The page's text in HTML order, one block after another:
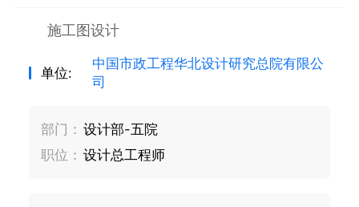
施工图设计
单位:
中国市政工程华北设计研究总院有限公
司
部门： 设计部-五院
职位： 设计总工程师